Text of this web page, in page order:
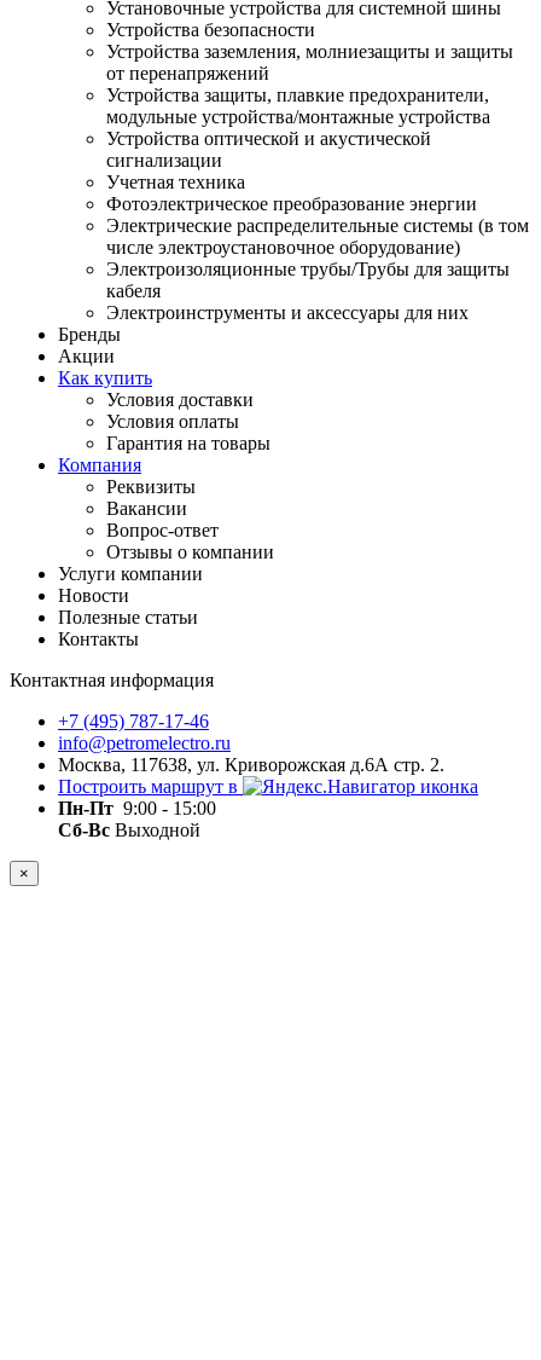
Установочные устройства для системной шины
Устройства безопасности
Устройства заземления, молниезащиты и защиты
от перенапряжений
Устройства защиты, плавкие предохранители,
модульные устройства/монтажные устройства
Устройства оптической и акустической
сигнализации
Учетная техника
Фотоэлектрическое преобразование энергии
Электрические распределительные системы (в том
числе электроустановочное оборудование)
Электроизоляционные трубы/Трубы для защиты
кабеля
Электроинструменты и аксессуары для них
Бренды
Акции
Как купить
Условия доставки
Условия оплаты
Гарантия на товары
Компания
Реквизиты
Вакансии
Вопрос-ответ
Отзывы о компании
Услуги компании
Новости
Полезные статьи
Контакты
Контактная информация
+7 (495) 787-17-46
info@petromelectro.ru
Москва, 117638, ул. Криворожская д.6А стр. 2.
Построить маршрут в
Пн-Пт 9:00 - 15:00
Сб-Вс Выходной
×